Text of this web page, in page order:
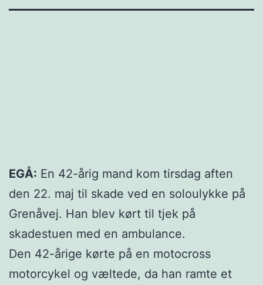
EGÅ: En 42-årig mand kom tirsdag aften
den 22. maj til skade ved en soloulykke på
Grenåvej. Han blev kørt til tjek på
skadestuen med en ambulance.
Den 42-årige kørte på en motocross
motorcykel og væltede, da han ramte et